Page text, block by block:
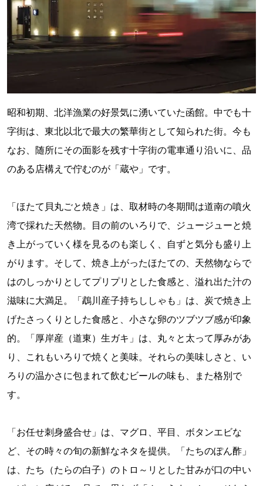
昭和初期、北洋漁業の好景気に湧いていた函館。中でも十
字街は、東北以北で最大の繁華街として知られた街。今も
なお、随所にその面影を残す十字街の電車通り沿いに、品
のある店構えで佇むのが「蔵や」です。
「ほたて貝丸ごと焼き」は、取材時の冬期間は道南の噴火
湾で採れた天然物。目の前のいろりで、ジュージューと焼
き上がっていく様を見るのも楽しく、自ずと気分も盛り上
がります。そして、焼き上がったほたての、天然物ならで
はのしっかりとしてプリプリとした食感と、溢れ出た汁の
滋味に大満足。「鵡川産子持ちししゃも」は、炭で焼き上
げたさっくりとした食感と、小さな卵のツブツブ感が印象
的。「厚岸産（道東）生ガキ」は、丸々と太って厚みがあ
り、これもいろりで焼くと美味。それらの美味しさと、い
ろりの温かさに包まれて飲むビールの味も、また格別で
す。
「お任せ刺身盛合せ」は、マグロ、平目、ボタンエビな
ど、その時々の旬の新鮮なネタを提供。「たちのぽん酢」
は、たち（たらの白子）のトロ～リとした甘みが口の中い